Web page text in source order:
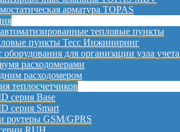
арматура TOPAS
тепловые пункты
пункты Тесс Инжиниринг
для организации узла
расходомерами
расходомером
теплосчетчиков
серия Base
серия Smart
GSM/GPRS
RUH